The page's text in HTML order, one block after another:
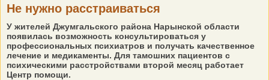
Не нужно расстраиваться
У жителей Джумгальского района Нарынской области
появилась возможность консультироваться у
профессиональных психиатров и получать качественное
лечение и медикаменты. Для тамошних пациентов с
психическими расстройствами второй месяц работает
Центр помощи.